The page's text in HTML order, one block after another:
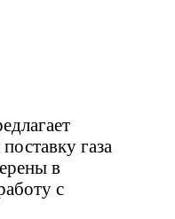
газа
в
с